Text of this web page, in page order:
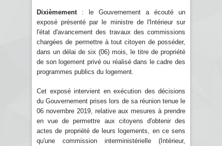
Dixièmement : le Gouvernement a écouté un
exposé présenté par le ministre de l'Intérieur sur
l'état d'avancement des travaux des commissions
chargées de permettre à tout citoyen de posséder,
dans un délai de six (06) mois, le titre de propriété
de son logement privé ou réalisé dans le cadre des
programmes publics du logement.
Cet exposé intervient en exécution des décisions
du Gouvernement prises lors de sa réunion tenue le
06 novembre 2019, relative aux mesures à prendre
en vue de permettre aux citoyens d'obtenir des
actes de propriété de leurs logements, en ce sens
qu'une commission interministérielle (Intérieur,